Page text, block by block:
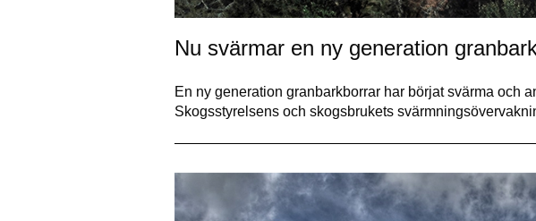
Nu svärmar en ny generation
En ny generation granbarkborrar har börjat svärma och
Skogsstyrelsens och skogsbrukets